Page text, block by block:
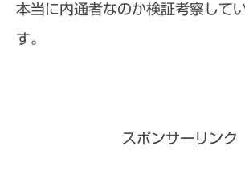
本当に内通者なのか検証考察して
す。
スポンサーリンク